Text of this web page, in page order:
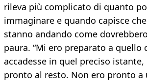
rileva più complicato di quanto
immaginare e quando capisce
stanno andando come
paura. “Mi ero preparato a quello
accadesse in quel preciso
pronto al resto. Non ero pronto a